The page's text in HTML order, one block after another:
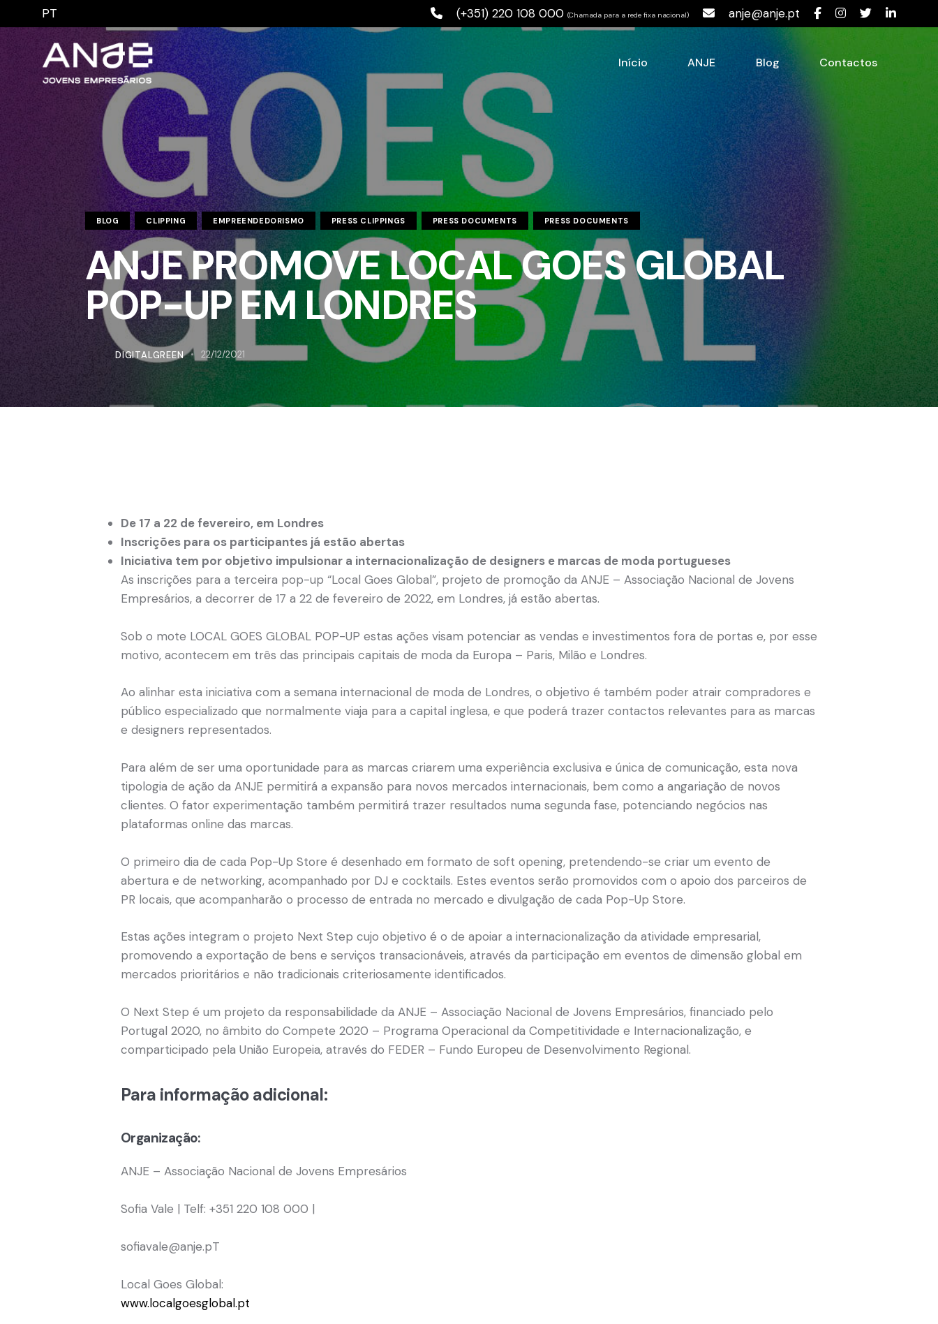
PT (+351) 220 108 000 (Chamada para a rede fixa nacional) anje@anje.pt
Início ANJE Blog Contactos
BLOG CLIPPING EMPREENDEDORISMO PRESS CLIPPINGS PRESS DOCUMENTS PRESS DOCUMENTS
ANJE PROMOVE LOCAL GOES GLOBAL
POP-UP EM LONDRES
DIGITALGREEN 22/12/2021
De 17 a 22 de fevereiro, em Londres
Inscrições para os participantes já estão abertas
Iniciativa tem por objetivo impulsionar a internacionalização de designers e marcas de moda portugueses
As inscrições para a terceira pop-up “Local Goes Global”, projeto de promoção da ANJE – Associação Nacional de Jovens
Empresários, a decorrer de 17 a 22 de fevereiro de 2022, em Londres, já estão abertas.
Sob o mote LOCAL GOES GLOBAL POP-UP estas ações visam potenciar as vendas e investimentos fora de portas e, por esse
motivo, acontecem em três das principais capitais de moda da Europa – Paris, Milão e Londres.
Ao alinhar esta iniciativa com a semana internacional de moda de Londres, o objetivo é também poder atrair compradores e
público especializado que normalmente viaja para a capital inglesa, e que poderá trazer contactos relevantes para as marcas
e designers representados.
Para além de ser uma oportunidade para as marcas criarem uma experiência exclusiva e única de comunicação, esta nova
tipologia de ação da ANJE permitirá a expansão para novos mercados internacionais, bem como a angariação de novos
clientes. O fator experimentação também permitirá trazer resultados numa segunda fase, potenciando negócios nas
plataformas online das marcas.
O primeiro dia de cada Pop-Up Store é desenhado em formato de soft opening, pretendendo-se criar um evento de
abertura e de networking, acompanhado por DJ e cocktails. Estes eventos serão promovidos com o apoio dos parceiros de
PR locais, que acompanharão o processo de entrada no mercado e divulgação de cada Pop-Up Store.
Estas ações integram o projeto Next Step cujo objetivo é o de apoiar a internacionalização da atividade empresarial,
promovendo a exportação de bens e serviços transacionáveis, através da participação em eventos de dimensão global em
mercados prioritários e não tradicionais criteriosamente identificados.
O Next Step é um projeto da responsabilidade da ANJE – Associação Nacional de Jovens Empresários, financiado pelo
Portugal 2020, no âmbito do Compete 2020 – Programa Operacional da Competitividade e Internacionalização, e
comparticipado pela União Europeia, através do FEDER – Fundo Europeu de Desenvolvimento Regional.
Para informação adicional:
Organização:
ANJE – Associação Nacional de Jovens Empresários
Sofia Vale | Telf: +351 220 108 000 |
sofiavale@anje.pT
Local Goes Global:
www.localgoesglobal.pt